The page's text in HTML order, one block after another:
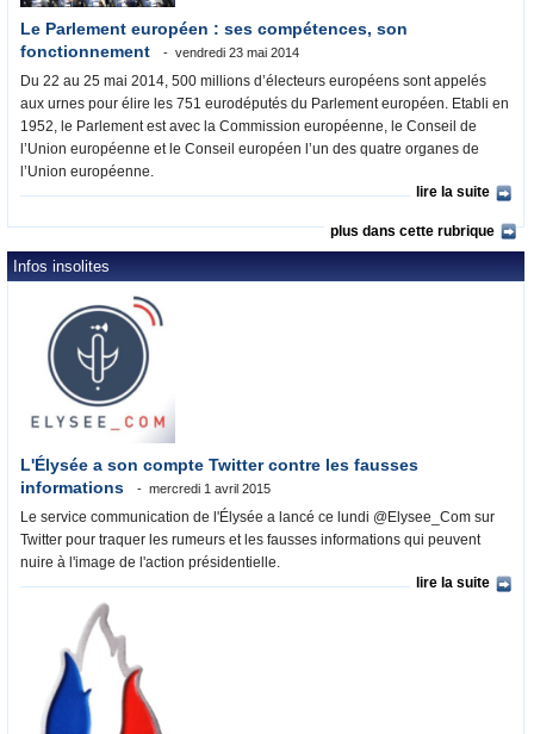
Le Parlement européen : ses compétences, son
fonctionnement
vendredi 23 mai 2014
Du 22 au 25 mai 2014, 500 millions d’électeurs européens sont appelés
aux urnes pour élire les 751 eurodéputés du Parlement européen. Etabli en
1952, le Parlement est avec la Commission européenne, le Conseil de
l’Union européenne et le Conseil européen l’un des quatre organes de
l’Union européenne.
lire la suite
plus dans cette rubrique
Infos insolites
L'Élysée a son compte Twitter contre les fausses
informations
mercredi 1 avril 2015
Le service communication de l'Élysée a lancé ce lundi @Elysee_Com sur
Twitter pour traquer les rumeurs et les fausses informations qui peuvent
nuire à l'image de l'action présidentielle.
lire la suite